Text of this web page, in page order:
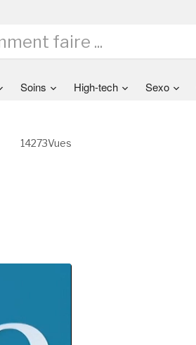
Soins High-tech Sexo
14273Vues